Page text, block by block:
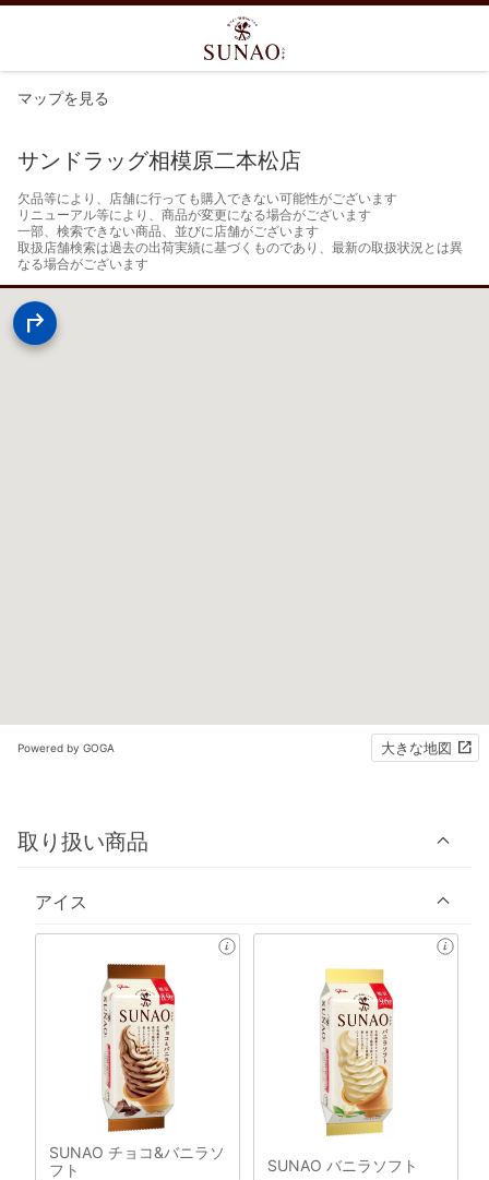
マップを見る
サンドラッグ相模原二本松店
欠品等により、店舗に行っても購入できない可能性がございます
リニューアル等により、商品が変更になる場合がございます
一部、検索できない商品、並びに店舗がございます
取扱店舗検索は過去の出荷実績に基づくものであり、最新の取扱状況とは異
なる場合がございます
Powered by GOGA 大きな地図
取り扱い商品
アイス
SUNAO チョコ&バニラソ
フト
SUNAO バニラソフト